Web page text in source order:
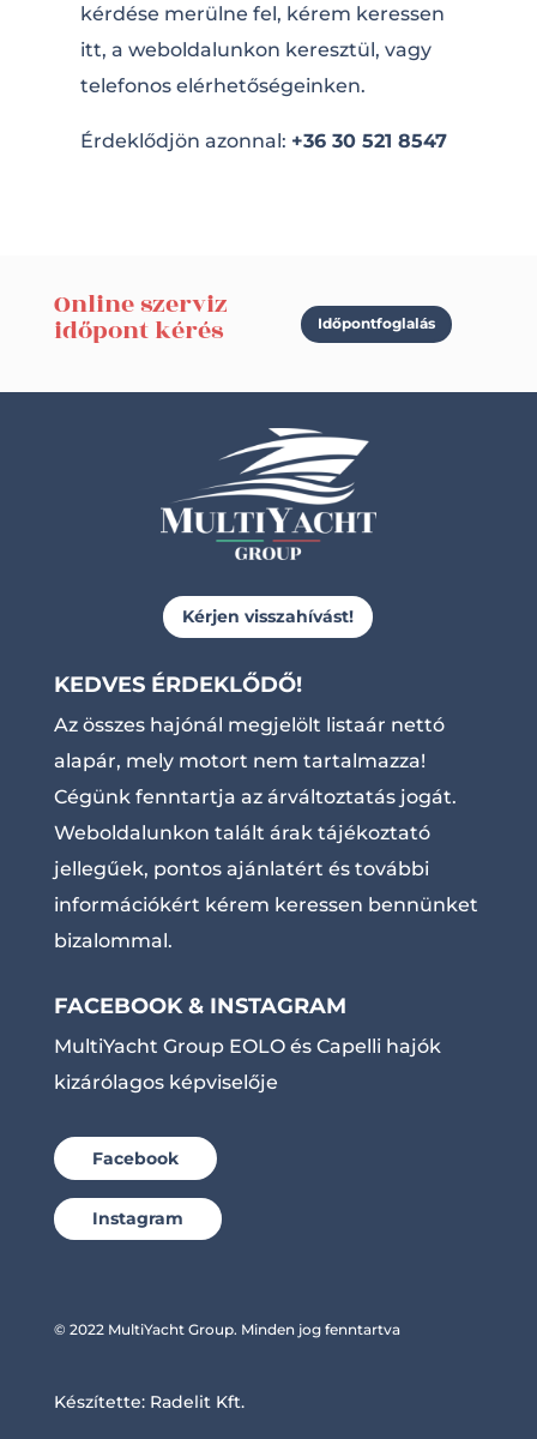
kérdése merülne fel, kérem keressen
itt, a weboldalunkon keresztül, vagy
telefonos elérhetőségeinken.
Érdeklődjön azonnal: +36 30 521 8547
Online szerviz
időpont kérés Időpontfoglalás
Kérjen visszahívást!
KEDVES ÉRDEKLŐDŐ!
Az összes hajónál megjelölt listaár nettó
alapár, mely motort nem tartalmazza!
Cégünk fenntartja az árváltoztatás jogát.
Weboldalunkon talált árak tájékoztató
jellegűek, pontos ajánlatért és további
információkért kérem keressen bennünket
bizalommal.
FACEBOOK & INSTAGRAM
MultiYacht Group EOLO és Capelli hajók
kizárólagos képviselője
Facebook
Instagram
© 2022 MultiYacht Group. Minden jog fenntartva
Készítette: Radelit Kft.